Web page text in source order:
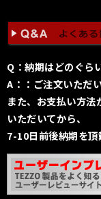
Q：納期はどのぐら
A：：ご注文いただ
また、お支払い方法
いただいてから、
7-10日前後納期を頂